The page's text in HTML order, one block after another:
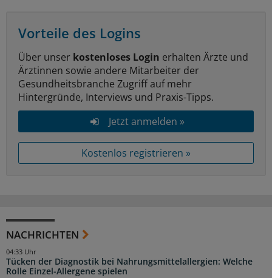
Vorteile des Logins
Über unser kostenloses Login erhalten Ärzte und
Ärztinnen sowie andere Mitarbeiter der
Gesundheitsbranche Zugriff auf mehr
Hintergründe, Interviews und Praxis-Tipps.
Jetzt anmelden »
Kostenlos registrieren »
NACHRICHTEN
Tücken der Diagnostik bei Nahrungsmittelallergien: Welche
Rolle Einzel-Allergene spielen
04:33 Uhr